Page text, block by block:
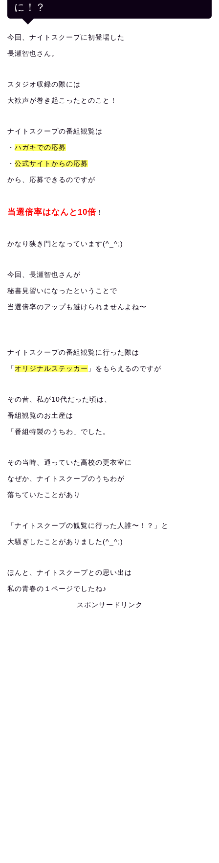
に！？
今回、ナイトスクープに初登場した
長瀬智也さん。
スタジオ収録の際には
大歓声が巻き起こったとのこと！
ナイトスクープの番組観覧は
・ ハガキでの応募
・ 公式サイトからの応募
から、応募できるのですが
当選倍率はなんと10倍 ！
かなり狭き門となっています(^_^;)
今回、長瀬智也さんが
秘書見習いになったということで
当選倍率のアップも避けられませんよね〜
ナイトスクープの番組観覧に行った際は
「 オリジナルステッカー 」をもらえるのですが
その昔、私が10代だった頃は、
番組観覧のお土産は
「番組特製のうちわ」でした。
その当時、通っていた高校の更衣室に
なぜか、ナイトスクープのうちわが
落ちていたことがあり
「ナイトスクープの観覧に行った人誰〜！？」と
大騒ぎしたことがありました(^_^;)
ほんと、ナイトスクープとの思い出は
私の青春の１ページでしたね♪
スポンサードリンク